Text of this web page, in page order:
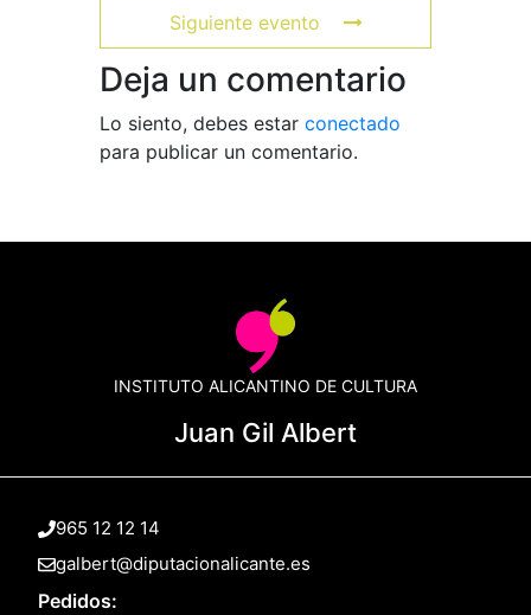
Siguiente evento
Deja un comentario
Lo siento, debes estar conectado
para publicar un comentario.
INSTITUTO ALICANTINO DE CULTURA
Juan Gil Albert
965 12 12 14
galbert@diputacionalicante.es
Pedidos: